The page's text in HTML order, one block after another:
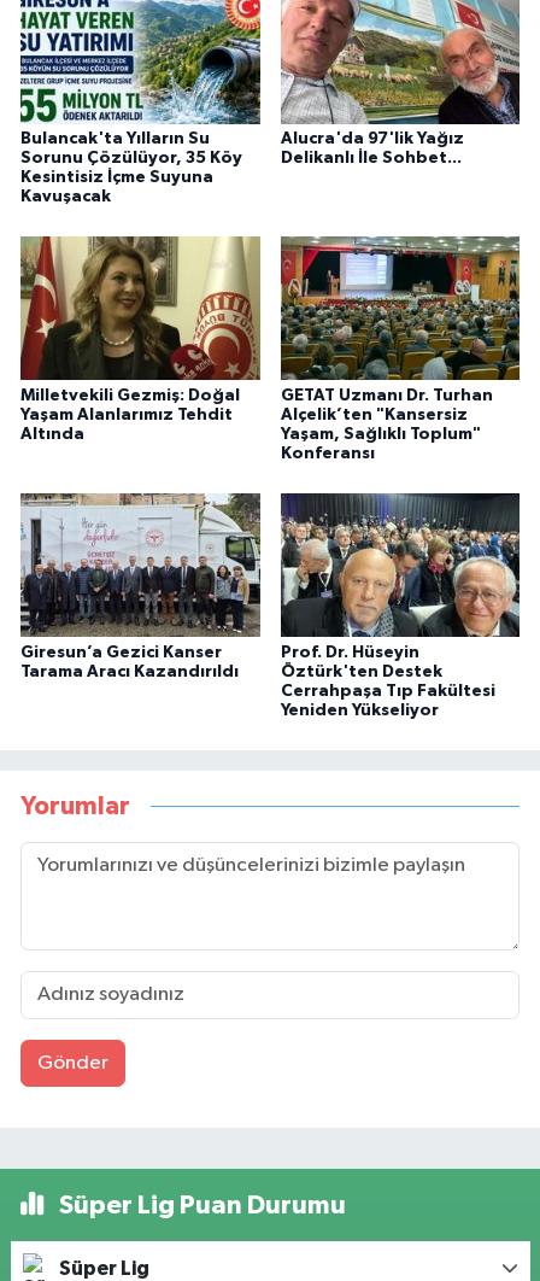
Bulancak'ta Yılların Su
Sorunu Çözülüyor, 35 Köy
Kesintisiz İçme Suyuna
Kavuşacak
Alucra'da 97'lik Yağız
Delikanlı İle Sohbet...
Milletvekili Gezmiş: Doğal
Yaşam Alanlarımız Tehdit
Altında
GETAT Uzmanı Dr. Turhan
Alçelik’ten "Kansersiz
Yaşam, Sağlıklı Toplum"
Konferansı
Giresun’a Gezici Kanser
Tarama Aracı Kazandırıldı
Prof. Dr. Hüseyin
Öztürk'ten Destek
Cerrahpaşa Tıp Fakültesi
Yeniden Yükseliyor
Yorumlar
Gönder
Süper Lig Puan Durumu
Süper Lig